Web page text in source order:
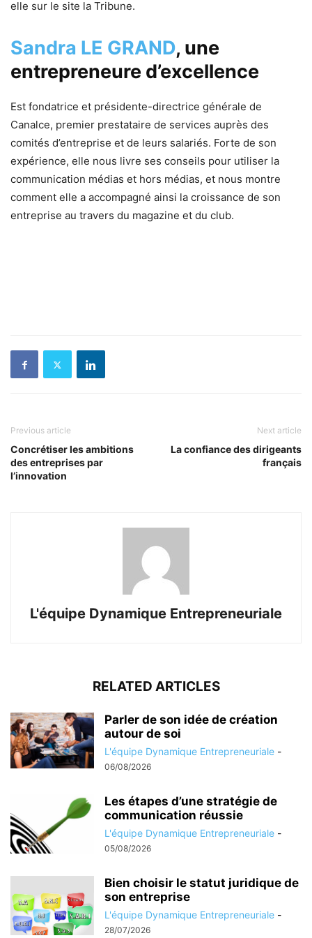
elle sur le site la Tribune.
Sandra LE GRAND, une
entrepreneure d’excellence
Est fondatrice et présidente-directrice générale de
Canalce, premier prestataire de services auprès des
comités d’entreprise et de leurs salariés. Forte de son
expérience, elle nous livre ses conseils pour utiliser la
communication médias et hors médias, et nous montre
comment elle a accompagné ainsi la croissance de son
entreprise au travers du magazine et du club.
Previous article
Concrétiser les ambitions
des entreprises par
l’innovation
Next article
La confiance des dirigeants
français
L'équipe Dynamique Entrepreneuriale
RELATED ARTICLES
Parler de son idée de création
autour de soi
L'équipe Dynamique Entrepreneuriale -
06/08/2026
Les étapes d’une stratégie de
communication réussie
L'équipe Dynamique Entrepreneuriale -
05/08/2026
Bien choisir le statut juridique de
son entreprise
L'équipe Dynamique Entrepreneuriale -
28/07/2026